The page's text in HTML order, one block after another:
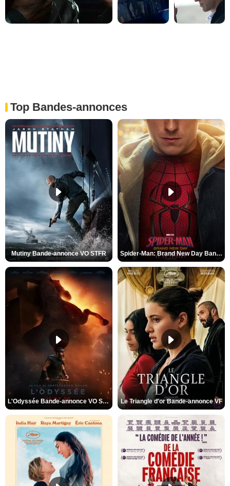
Top Bandes-annonces
Mutiny Bande-annonce VO STFR Spider-Man: Brand New Day Bande-annonce VO STFR
L'Odyssée Bande-annonce VO STFR Le Triangle d'or Bande-annonce VF